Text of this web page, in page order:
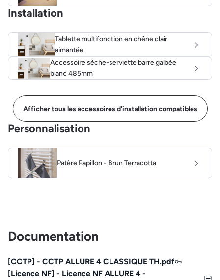
Installation
Tablette multifonction en chêne clair
aimantée
Accessoire sèche-serviette barre galbée
blanc 485mm
Afficher tous les accessoires d'installation compatibles
Personnalisation
Patère Papillon - Brun Terracotta
Documentation
[CCTP] - CCTP ALLURE 4 CLASSIQUE TH.pdf
[Licence NF] - Licence NF ALLURE 4 -